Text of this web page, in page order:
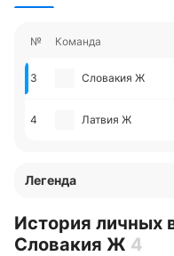
№ Команда
3 Словакия Ж
4 Латвия Ж
Легенда
История личных
Словакия Ж 4